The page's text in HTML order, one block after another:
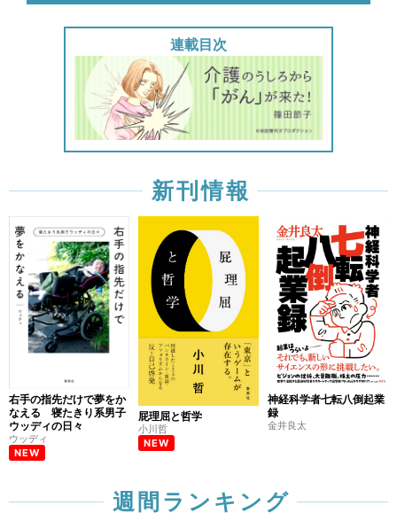
連載目次
新刊情報
右手の指先だけで夢をか
なえる 寝たきり系男子
ウッディの日々
ウッディ
NEW
屁理屈と哲学
小川哲
NEW
神経科学者七転八倒起業
録
金井良太
週間ランキング